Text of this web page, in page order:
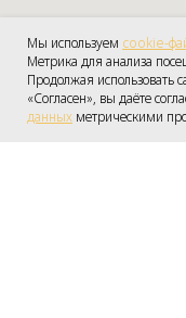
Мы используем cookie-
Метрика для анализа
Продолжая использовать
«Согласен», вы даёте
данных метрическими